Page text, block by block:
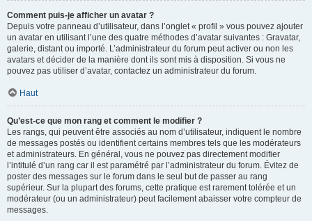
Comment puis-je afficher un avatar ?
Depuis votre panneau d’utilisateur, dans l’onglet « profil » vous pouvez ajouter
un avatar en utilisant l’une des quatre méthodes d’avatar suivantes : Gravatar,
galerie, distant ou importé. L’administrateur du forum peut activer ou non les
avatars et décider de la manière dont ils sont mis à disposition. Si vous ne
pouvez pas utiliser d’avatar, contactez un administrateur du forum.
Haut
Qu’est-ce que mon rang et comment le modifier ?
Les rangs, qui peuvent être associés au nom d’utilisateur, indiquent le nombre
de messages postés ou identifient certains membres tels que les modérateurs
et administrateurs. En général, vous ne pouvez pas directement modifier
l’intitulé d’un rang car il est paramétré par l’administrateur du forum. Évitez de
poster des messages sur le forum dans le seul but de passer au rang
supérieur. Sur la plupart des forums, cette pratique est rarement tolérée et un
modérateur (ou un administrateur) peut facilement abaisser votre compteur de
messages.